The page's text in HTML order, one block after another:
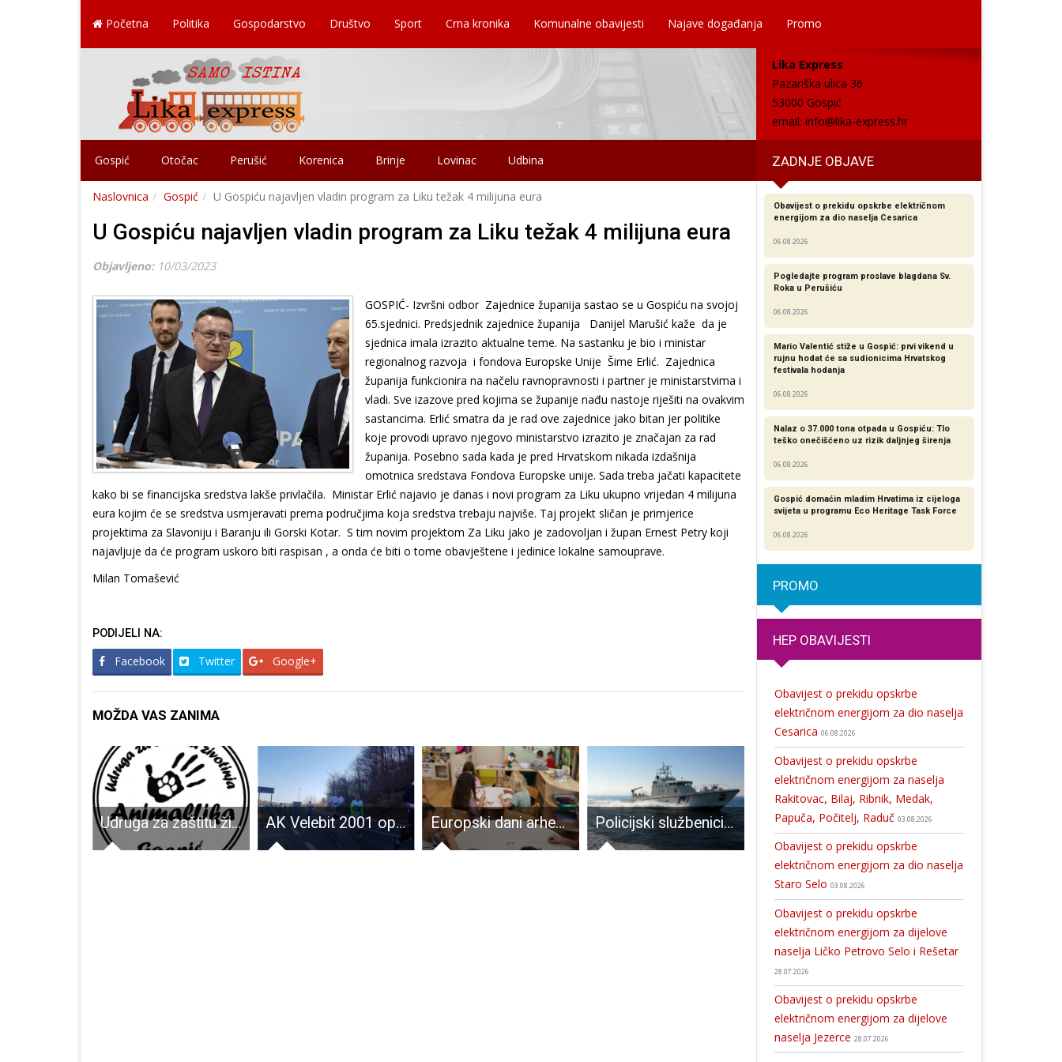
Početna Politika Gospodarstvo Društvo Sport Crna kronika Komunalne obavijesti Najave događanja Promo
Lika Express
Pazariška ulica 36
53000 Gospić
email: info@lika-express.hr
Gospić Otočac Perušić Korenica Brinje Lovinac Udbina ZADNJE OBJAVE
Naslovnica Gospić U Gospiću najavljen vladin program za Liku težak 4 milijuna eura
U Gospiću najavljen vladin program za Liku težak 4 milijuna eura
Objavljeno: 10/03/2023
GOSPIĆ- Izvršni odbor Zajednice županija sastao se u Gospiću na svojoj
65.sjednici. Predsjednik zajednice županija Danijel Marušić kaže da je
sjednica imala izrazito aktualne teme. Na sastanku je bio i ministar
regionalnog razvoja i fondova Europske Unije Šime Erlić. Zajednica
županija funkcionira na načelu ravnopravnosti i partner je ministarstvima i
vladi. Sve izazove pred kojima se županije nađu nastoje riješiti na ovakvim
sastancima. Erlić smatra da je rad ove zajednice jako bitan jer politike
koje provodi upravo njegovo ministarstvo izrazito je značajan za rad
županija. Posebno sada kada je pred Hrvatskom nikada izdašnija
omotnica sredstava Fondova Europske unije. Sada treba jačati kapacitete
kako bi se financijska sredstva lakše privlačila. Ministar Erlić najavio je danas i novi program za Liku ukupno vrijedan 4 milijuna
eura kojim će se sredstva usmjeravati prema područjima koja sredstva trebaju najviše. Taj projekt sličan je primjerice
projektima za Slavoniju i Baranju ili Gorski Kotar. S tim novim projektom Za Liku jako je zadovoljan i župan Ernest Petry koji
najavljuje da će program uskoro biti raspisan , a onda će biti o tome obavještene i jedinice lokalne samouprave.
Milan Tomašević
PODIJELI NA:
Facebook Twitter Google+
MOŽDA VAS ZANIMA
Udruga za zaštitu životinja Animal Lika, mala udruga velikog srca!!! AK Velebit 2001 opet rastrčan! Europski dani arheologije u Otočcu Policijski službenici sankcionirali vozače glisera i auta koji nisu položili ispite za upravljanje Gospićko društvo Crvenog križa brojnim akcijama obilježava svoj Tjedan!
Obavijest o prekidu opskrbe električnom
energijom za dio naselja Cesarica
06.08.2026
Pogledajte program proslave blagdana Sv.
Roka u Perušiću
06.08.2026
Mario Valentić stiže u Gospić: prvi vikend u
rujnu hodat će sa sudionicima Hrvatskog
festivala hodanja
06.08.2026
Nalaz o 37.000 tona otpada u Gospiću: Tlo
teško onečišćeno uz rizik daljnjeg širenja
06.08.2026
Gospić domaćin mladim Hrvatima iz cijeloga
svijeta u programu Eco Heritage Task Force
06.08.2026
PROMO
HEP OBAVIJESTI
Obavijest o prekidu opskrbe
električnom energijom za dio naselja
Cesarica 06.08.2026
Obavijest o prekidu opskrbe
električnom energijom za naselja
Rakitovac, Bilaj, Ribnik, Medak,
Papuča, Počitelj, Raduč 03.08.2026
Obavijest o prekidu opskrbe
električnom energijom za dio naselja
Staro Selo 03.08.2026
Obavijest o prekidu opskrbe
električnom energijom za dijelove
naselja Ličko Petrovo Selo i Rešetar
28.07.2026
Obavijest o prekidu opskrbe
električnom energijom za dijelove
naselja Jezerce 28.07.2026